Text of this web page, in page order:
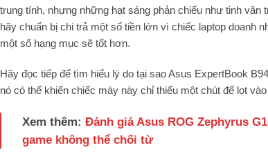
trung tính, nhưng những hạt sáng phản chiếu như tinh vân
hãy chuẩn bị chi trả một số tiền lớn vì chiếc laptop doanh
một số hạng mục sẽ tốt hơn.
Hãy đọc tiếp để tìm hiểu lý do tại sao Asus ExpertBook
nó có thể khiến chiếc máy này chỉ thiếu một chút để lọt
Xem thêm: Đánh giá Asus ROG Zephyrus
game không thể chối từ